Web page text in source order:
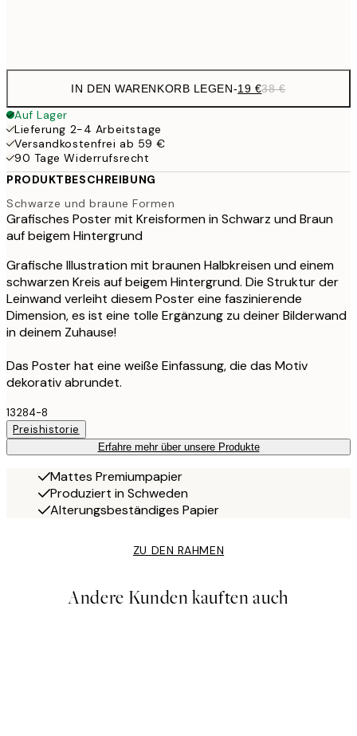
IN DEN WARENKORB LEGEN-19 €38 €
Auf Lager
Lieferung 2-4 Arbeitstage
Versandkostenfrei ab 59 €
90 Tage Widerrufsrecht
PRODUKTBESCHREIBUNG
Schwarze und braune Formen
Grafisches Poster mit Kreisformen in Schwarz und Braun
auf beigem Hintergrund
Grafische Illustration mit braunen Halbkreisen und einem
schwarzen Kreis auf beigem Hintergrund. Die Struktur der
Leinwand verleiht diesem Poster eine faszinierende
Dimension, es ist eine tolle Ergänzung zu deiner Bilderwand
in deinem Zuhause!
Das Poster hat eine weiße Einfassung, die das Motiv
dekorativ abrundet.
13284-8
Preishistorie
Erfahre mehr über unsere Produkte
Mattes Premiumpapier
Produziert in Schweden
Alterungsbeständiges Papier
ZU DEN RAHMEN
Andere Kunden kauften auch